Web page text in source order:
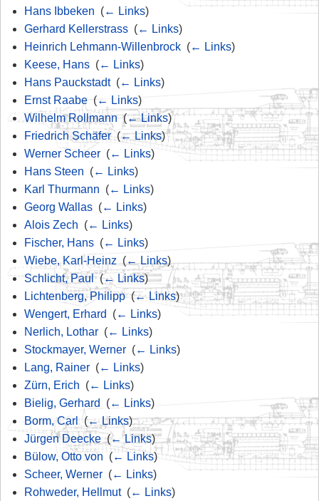
Hans Ibbeken (← Links)
Gerhard Kellerstrass‎ (← Links)
Heinrich Lehmann-Willenbrock‎ (← Links)
Keese, Hans‎ (← Links)
Hans Pauckstadt‎ (← Links)
Ernst Raabe‎ (← Links)
Wilhelm Rollmann‎(← Links)
Friedrich Schäfer‎(← Links)
Werner Scheer‎ (← Links)
Hans Steen (← Links)
Karl Thurmann (← Links)
Georg Wallas‎ (← Links)
Alois Zech (← Links)
Fischer, Hans‎ (← Links)
Wiebe, Karl-Heinz (← Links)
Schlicht, Paul‎(← Links)
Lichtenberg, Philipp‎(← Links)
Wengert, Erhard
(← Links)
Nerlich, Lothar‎ (← Links)
Stockmayer, Werner‎ (← Links)
Lang, Rainer‎ (← Links)
Zürn, Erich (← Links)
Bielig, Gerhard
(← Links)
Borm, Carl ‎(← Links)
Jürgen Deecke‎(← Links)
Bülow, Otto von (← Links)
Scheer, Werner‎ (← Links)
Rohweder, Hellmut‎ (← Links)